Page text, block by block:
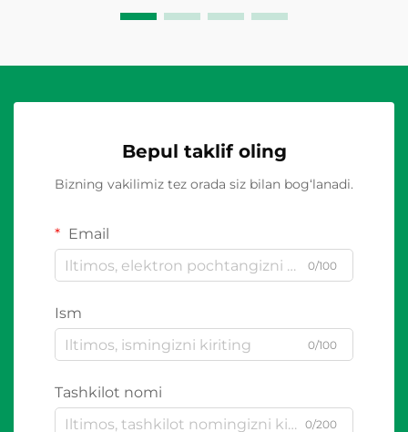
Bepul taklif oling
Bizning vakilimiz tez orada siz bilan bog‘lanadi.
Email
0/100
Ism
0/100
Tashkilot nomi
0/200